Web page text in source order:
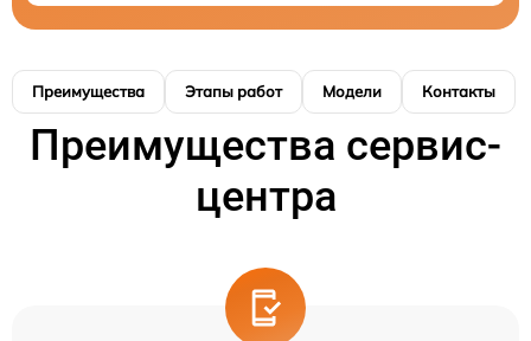
Преимущества Этапы работ Модели Контакты
Преимущества сервис-
центра